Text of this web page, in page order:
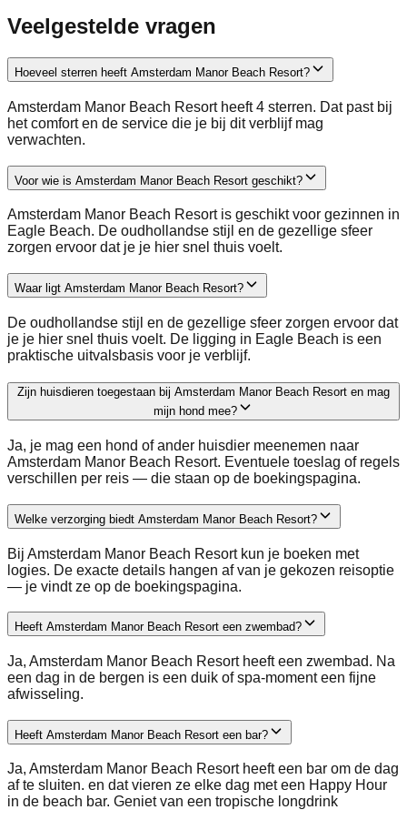
Veelgestelde vragen
Hoeveel sterren heeft Amsterdam Manor Beach Resort?
Amsterdam Manor Beach Resort heeft 4 sterren. Dat past bij
het comfort en de service die je bij dit verblijf mag
verwachten.
Voor wie is Amsterdam Manor Beach Resort geschikt?
Amsterdam Manor Beach Resort is geschikt voor gezinnen in
Eagle Beach. De oudhollandse stijl en de gezellige sfeer
zorgen ervoor dat je je hier snel thuis voelt.
Waar ligt Amsterdam Manor Beach Resort?
De oudhollandse stijl en de gezellige sfeer zorgen ervoor dat
je je hier snel thuis voelt. De ligging in Eagle Beach is een
praktische uitvalsbasis voor je verblijf.
Zijn huisdieren toegestaan bij Amsterdam Manor Beach Resort en mag
mijn hond mee?
Ja, je mag een hond of ander huisdier meenemen naar
Amsterdam Manor Beach Resort. Eventuele toeslag of regels
verschillen per reis — die staan op de boekingspagina.
Welke verzorging biedt Amsterdam Manor Beach Resort?
Bij Amsterdam Manor Beach Resort kun je boeken met
logies. De exacte details hangen af van je gekozen reisoptie
— je vindt ze op de boekingspagina.
Heeft Amsterdam Manor Beach Resort een zwembad?
Ja, Amsterdam Manor Beach Resort heeft een zwembad. Na
een dag in de bergen is een duik of spa-moment een fijne
afwisseling.
Heeft Amsterdam Manor Beach Resort een bar?
Ja, Amsterdam Manor Beach Resort heeft een bar om de dag
af te sluiten. en dat vieren ze elke dag met een Happy Hour
in de beach bar. Geniet van een tropische longdrink